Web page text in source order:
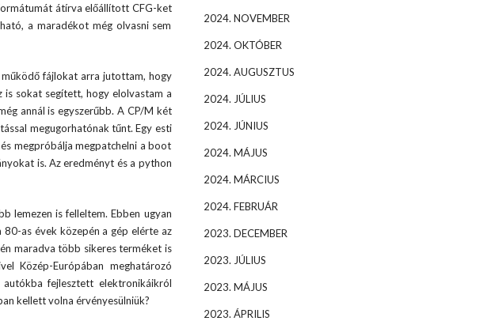
átírva előállított CFG-ket
a maradékot még olvasni sem
működő fájlokat arra jutottam, hogy
is sokat segített, hogy elolvastam a
annál is egyszerűbb. A CP/M két
megugorhatónak tűnt. Egy esti
megpróbálja megpatchelni a boot
is. Az eredményt és a python
lemezen is felleltem. Ebben ugyan
as évek közepén a gép elérte az
maradva több sikeres terméket is
Közép-Európában meghatározó
fejlesztett elektronikáikról
kellett volna érvényesülniük?
2024. NOVEMBER
2024. OKTÓBER
2024. AUGUSZTUS
2024. JÚLIUS
2024. JÚNIUS
2024. MÁJUS
2024. MÁRCIUS
2024. FEBRUÁR
2023. DECEMBER
2023. JÚLIUS
2023. MÁJUS
2023. ÁPRILIS